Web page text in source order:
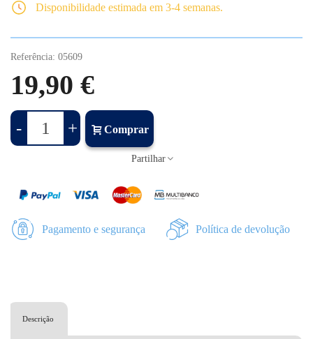
Disponibilidade estimada em 3-4 semanas.
Referência: 05609
19,90 €
- + Comprar
Partilhar
Pagamento e segurança Política de devolução
Descrição